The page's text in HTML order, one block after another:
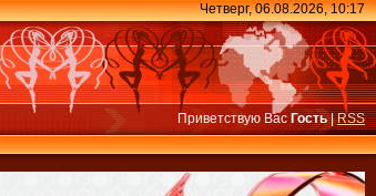
Четверг, 06.08.2026, 10:17
Приветствую Вас Гость|RSS